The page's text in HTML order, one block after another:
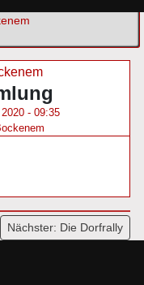
- 09:35
Nächster: Die Dorfrally